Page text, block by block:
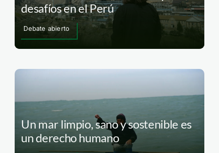
desafíos en el Perú
Debate abierto
Un mar limpio, sano y sostenible es
un derecho humano